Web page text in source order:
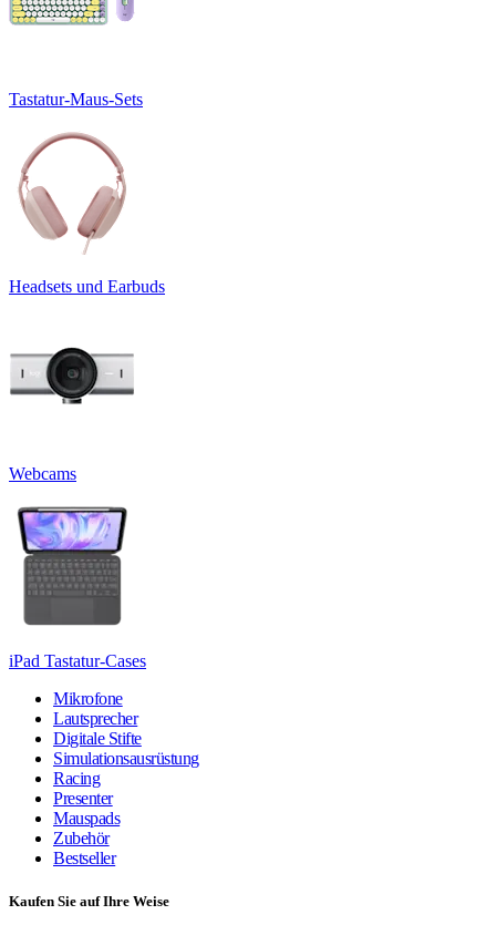
Tastatur-Maus-Sets
Headsets und Earbuds
Webcams
iPad Tastatur-Cases
Mikrofone
Lautsprecher
Digitale Stifte
Simulationsausrüstung
Racing
Presenter
Mauspads
Zubehör
Bestseller
Kaufen Sie auf Ihre Weise